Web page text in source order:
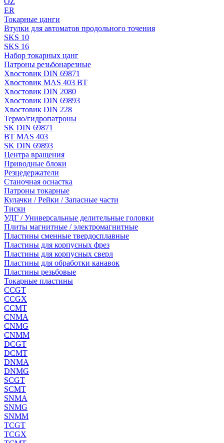
ER
Токарные цанги
Втулки для автоматов продольного точения
SKS 10
SKS 16
Набор токарных цанг
Патроны резьбонарезные
Хвостовик DIN 69871
Хвостовик MAS 403 BT
Хвостовик DIN 2080
Хвостовик DIN 69893
Хвостовик DIN 228
Термо/гидропатроны
SK DIN 69871
BT MAS 403
SK DIN 69893
Центра вращения
Приводные блоки
Резцедержатели
Станочная оснастка
Патроны токарные
Кулачки / Рейки / Запасные части
Тиски
УДГ / Универсальные делительные головки
Плиты магнитные / электромагнитные
Пластины сменные твердосплавные
Пластины для корпусных фрез
Пластины для корпусных сверл
Пластины для обработки канавок
Пластины резьбовые
Токарные пластины
CCGT
CCGX
CCMT
CNMA
CNMG
CNMM
DCGT
DCMT
DNMA
DNMG
SCGT
SCMT
SNMA
SNMG
SNMM
TCGT
TCGX